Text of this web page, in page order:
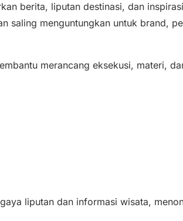
berita, liputan destinasi, dan
saling menguntungkan untuk brand,
merancang eksekusi, materi,
liputan dan informasi wisata,